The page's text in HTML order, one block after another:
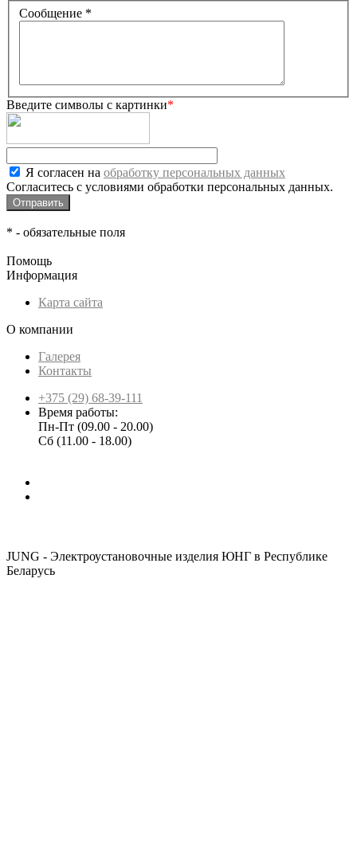
Сообщение *
Введите символы с картинки*
Я согласен на обработку персональных данных
Согласитесь с условиями обработки персональных данных.
* - обязательные поля
Помощь
Информация
Карта сайта
О компании
Галерея
Контакты
+375 (29) 68-39-111
Время работы:
Пн-Пт (09.00 - 20.00)
Сб (11.00 - 18.00)
JUNG - Электроустановочные изделия ЮНГ в Республике
Беларусь